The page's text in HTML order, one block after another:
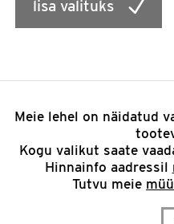
lisa valituks
Meie lehel on näidatud
Kogu valikut saate
Hinnainfo aadressil
Tutvu meie